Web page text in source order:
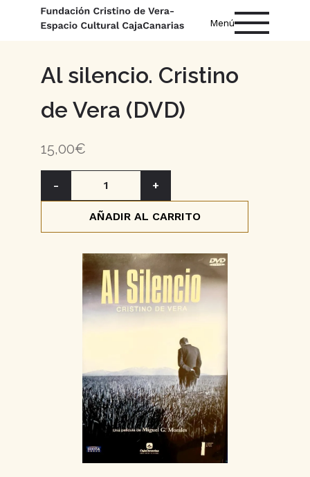
Menú
Al silencio. Cristino
de Vera (DVD)
15,00€
- 1 +
AÑADIR AL CARRITO